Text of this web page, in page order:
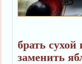
брать
заменить